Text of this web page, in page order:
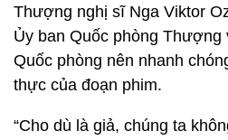
Thượng nghị sĩ Nga Viktor
Ủy ban Quốc phòng Thượng
Quốc phòng nên nhanh
thực của đoạn phim.
“Cho dù là giả, chúng ta